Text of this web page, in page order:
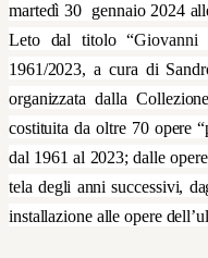
martedì 30 gennaio 2024
Leto dal titolo “Giovanni
1961/2023, a cura di
organizzata dalla
costituita da oltre 70 opere
dal 1961 al 2023; dalle
tela degli anni successivi,
installazione alle opere